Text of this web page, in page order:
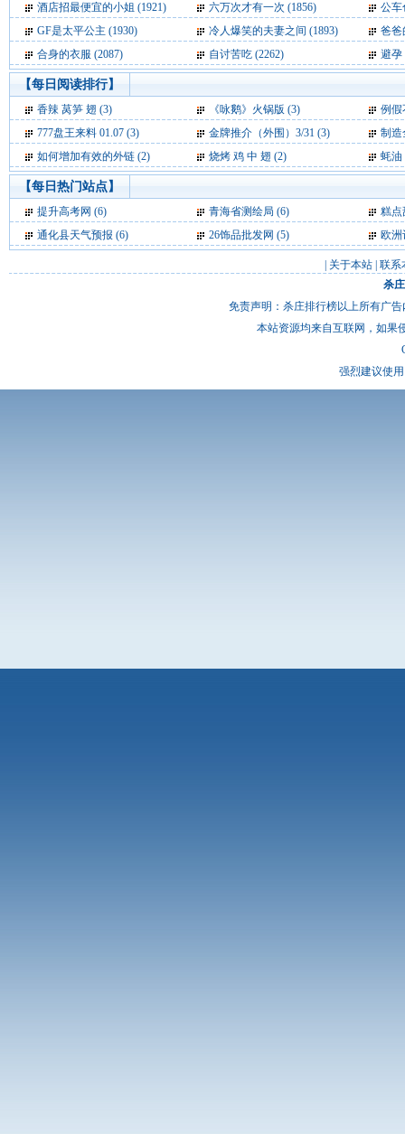
酒店招最便宜的小姐 (1921) 六万次才有一次 (1856)
公车
GF是太平公主 (1930)
冷人爆笑的夫妻之间 (1893)
爸爸
合身的衣服 (2087)
自讨苦吃 (2262) 避孕
【每日阅读排行】
香辣 莴笋 翅 (3) 《咏鹅》火锅版 (3)
例假
777盘王来料 01.07 (3)
金牌推介（外围）3/31 (3)
制造
如何增加有效的外链 (2)
烧烤 鸡 中 翅 (2) 蚝油
【每日热门站点】
提升高考网 (6) 青海省测绘局 (6)
糕点
通化县天气预报 (6) 26饰品批发网 (5) 欧洲
关于本站 联系
杀
免责声明：杀庄排行榜以上所有广
本站资源均来自互联网，如果
强烈建议使